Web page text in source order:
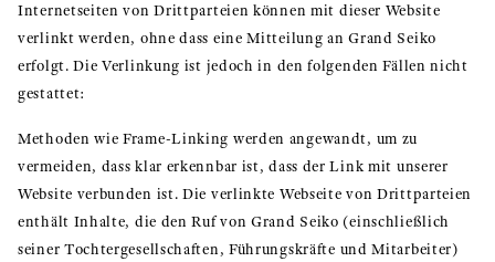
Internetseiten von Drittparteien können mit dieser Website
verlinkt werden, ohne dass eine Mitteilung an Grand Seiko
erfolgt. Die Verlinkung ist jedoch in den folgenden Fällen nicht
gestattet:
Methoden wie Frame-Linking werden angewandt, um zu
vermeiden, dass klar erkennbar ist, dass der Link mit unserer
Website verbunden ist. Die verlinkte Webseite von Drittparteien
enthält Inhalte, die den Ruf von Grand Seiko (einschließlich
seiner Tochtergesellschaften, Führungskräfte und Mitarbeiter)